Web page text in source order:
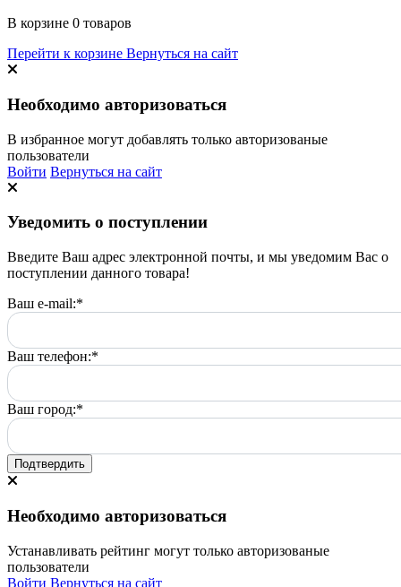
В корзине 0 товаров
Перейти к корзине Вернуться на сайт
Необходимо авторизоваться
В избранное могут добавлять только авторизованые
пользователи
Войти Вернуться на сайт
Уведомить о поступлении
Введите Ваш адрес электронной почты, и мы уведомим Вас о
поступлении данного товара!
Ваш e-mail:*
Ваш телефон:*
Ваш город:*
Подтвердить
Необходимо авторизоваться
Устанавливать рейтинг могут только авторизованые
пользователи
Войти Вернуться на сайт